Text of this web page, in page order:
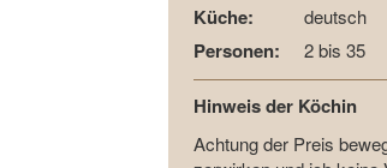
Küche: deutsch
Personen: 2 bis 35
Hinweis der Köchin
Achtung der Preis